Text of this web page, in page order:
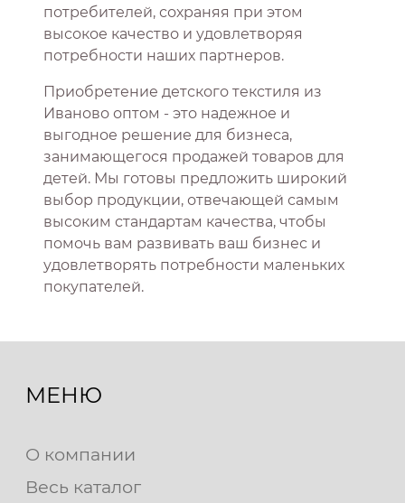
потребителей, сохраняя при этом
высокое качество и удовлетворяя
потребности наших партнеров.
Приобретение детского текстиля из
Иваново оптом - это надежное и
выгодное решение для бизнеса,
занимающегося продажей товаров для
детей. Мы готовы предложить широкий
выбор продукции, отвечающей самым
высоким стандартам качества, чтобы
помочь вам развивать ваш бизнес и
удовлетворять потребности маленьких
покупателей.
МЕНЮ
О компании
Весь каталог